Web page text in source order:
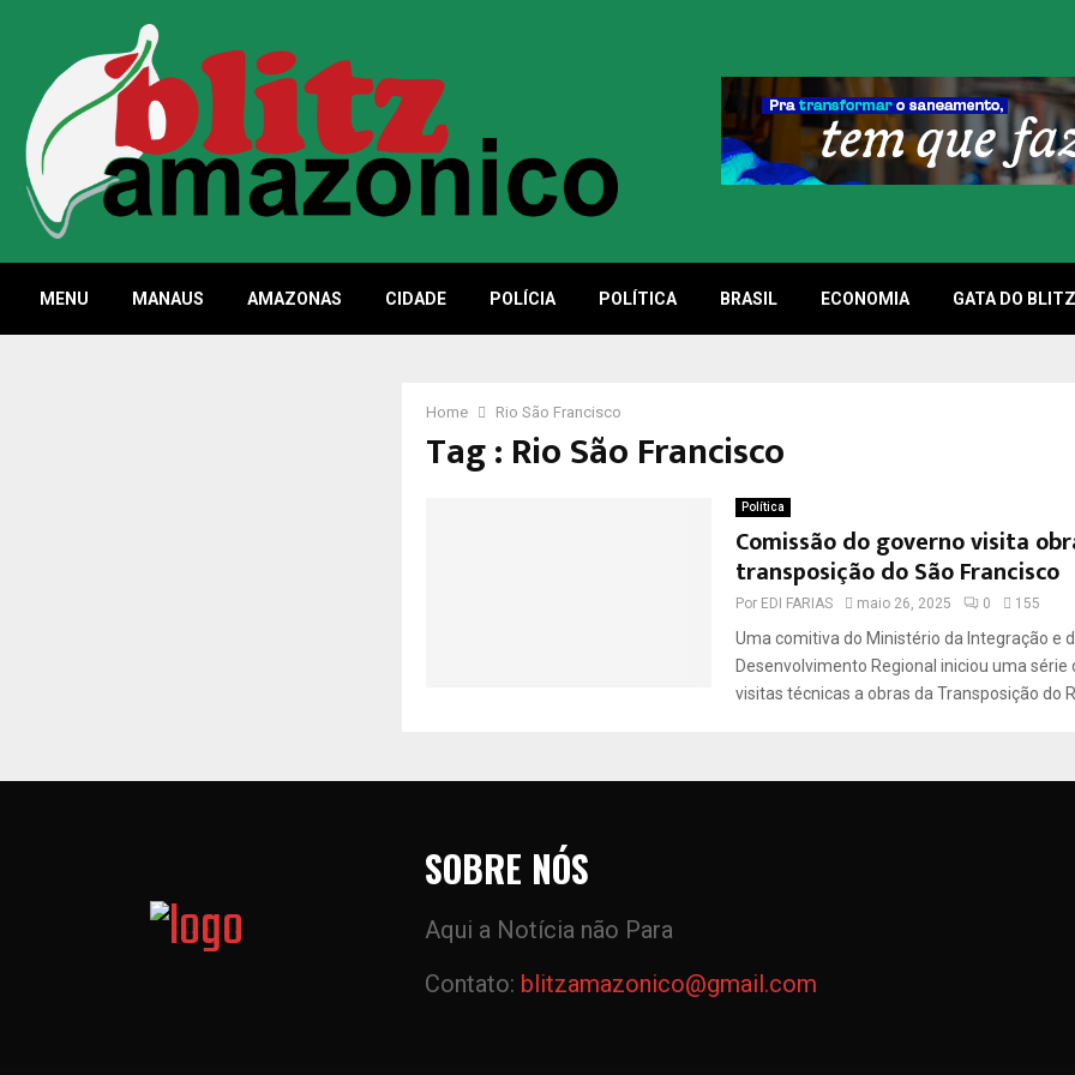
MENU MANAUS AMAZONAS CIDADE POLÍCIA POLÍTICA BRASIL ECONOMIA GATA DO BLITZ
Home Rio São Francisco
Tag : Rio São Francisco
Política
Comissão do governo visita
transposição do São Francisco
Por EDI FARIAS maio 26, 2025 0 155
Uma comitiva do Ministério da Integração e
Desenvolvimento Regional iniciou uma série
visitas técnicas a obras da Transposição do
SOBRE NÓS
Aqui a Notícia não Para
Contato: blitzamazonico@gmail.com